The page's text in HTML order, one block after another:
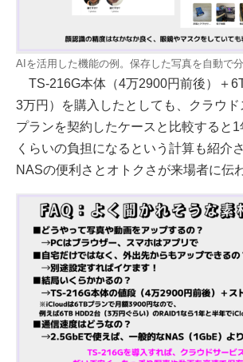
AIを活用した機能の例。保存した写真を自動で
TS-216G本体（4万2900円前後）＋
3万円）を購入したとしても、クラウ
プランを契約したケースと比較すると
くらいの負担になるという計算も紹介
NASの便利さとオトクさが来場者に伝